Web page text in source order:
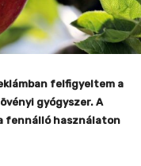
felfigyeltem a
gyógyszer. A
fennálló használaton